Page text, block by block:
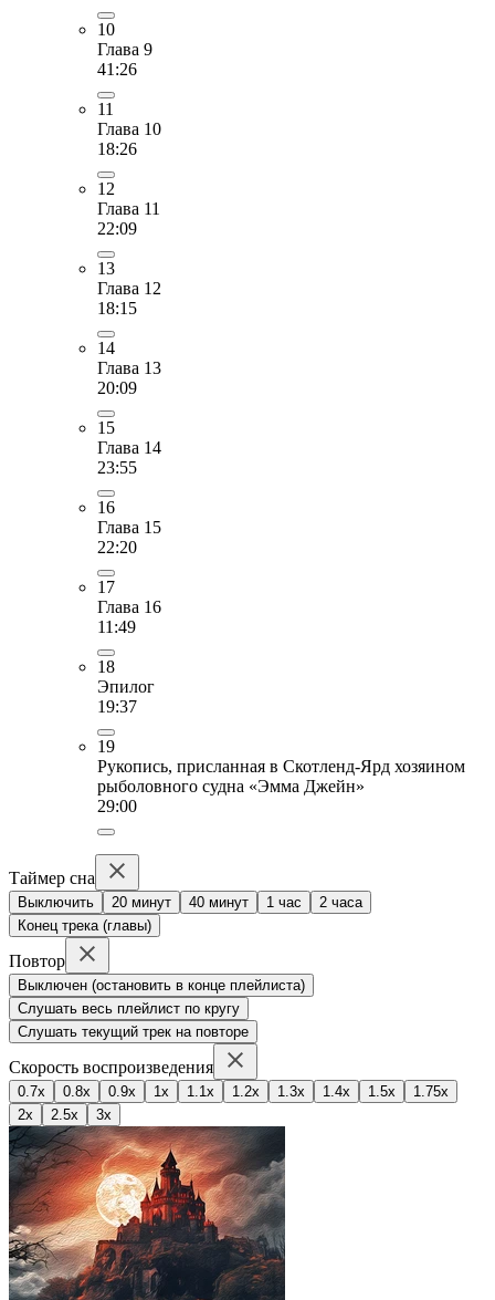
10
Глава 9
41:26
11
Глава 10
18:26
12
Глава 11
22:09
13
Глава 12
18:15
14
Глава 13
20:09
15
Глава 14
23:55
16
Глава 15
22:20
17
Глава 16
11:49
18
Эпилог
19:37
19
Рукопись, присланная в Скотленд-Ярд хозяином
рыболовного судна «Эмма Джейн»
29:00
Таймер сна
Выключить 20 минут 40 минут 1 час
2 часа
Конец трека (главы)
Повтор
Выключен (остановить в конце плейлиста)
Слушать весь плейлист по кругу
Слушать текущий трек на повторе
Скорость воспроизведения
0.7x 0.8x 0.9x 1x 1.1x 1.2x 1.3x 1.4x 1.5x
1.75x
2x
2.5x 3x